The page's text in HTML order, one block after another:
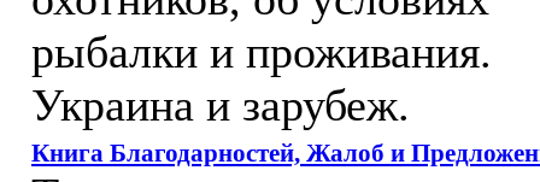
рыбалки и проживания.
Украина и зарубеж.
Книга Благодарностей, Жалоб и